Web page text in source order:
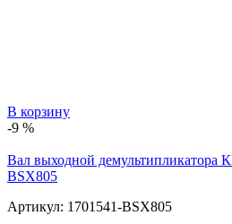
В корзину
-9 %
Вал выходной демультипликатора
BSX805
Артикул: 1701541-BSX805